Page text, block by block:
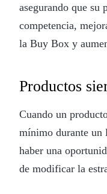
asegurando que su
competencia,
la Buy Box y
Productos
Cuando un
mínimo durante un
haber una
de modificar la